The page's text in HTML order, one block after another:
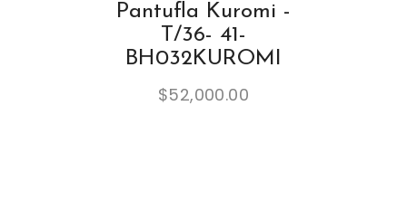
Pantufla Kuromi -
T/36- 41-
BH032KUROMI
$52,000.00